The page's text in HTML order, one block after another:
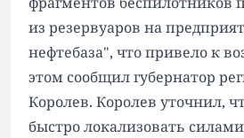
из резервуаров на
нефтебаза", что привело к
этом сообщил губернатор
Королев. Королев уточнил,
быстро локализовать